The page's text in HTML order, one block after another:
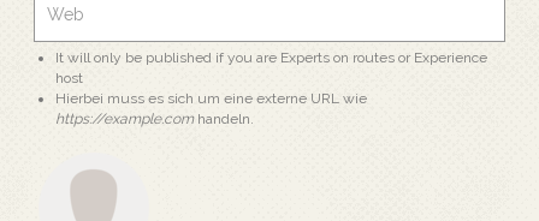
It will only be published if you are Experts on routes or Experience
host
Hierbei muss es sich um eine externe URL wie
https://example.comhandeln.